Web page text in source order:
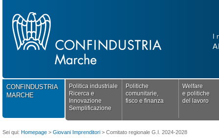
CONFINDUSTRIA
MARCHE
Politica industriale
Ricerca e
Innovazione
Semplificazione
Politiche
comunitarie,
fisco e finanza
Welfare
e politiche
del lavoro
Sei qui: Homepage > Giovani Imprenditori > Comitato regionale G.I. 2024-2028